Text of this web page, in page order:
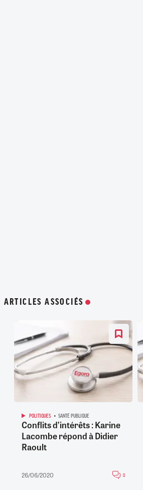
ARTICLES ASSOCIÉS
POLITIQUES SANTÉ PUBLIQUE
Conflits d’intérêts : Karine
Lacombe répond à Didier
Raoult
26/06/2020 0